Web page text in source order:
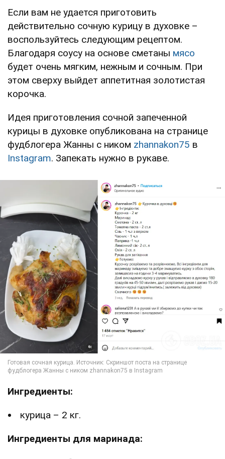
Если вам не удается приготовить
действительно сочную курицу в духовке –
воспользуйтесь следующим рецептом.
Благодаря соусу на основе сметаны мясо
будет очень мягким, нежным и сочным. При
этом сверху выйдет аппетитная золотистая
корочка.
Идея приготовления сочной запеченной
курицы в духовке опубликована на странице
фудблогера Жанны с ником zhannakon75 в
Instagram. Запекать нужно в рукаве.
Ингредиенты:
курица – 2 кг.
Ингредиенты для маринада: